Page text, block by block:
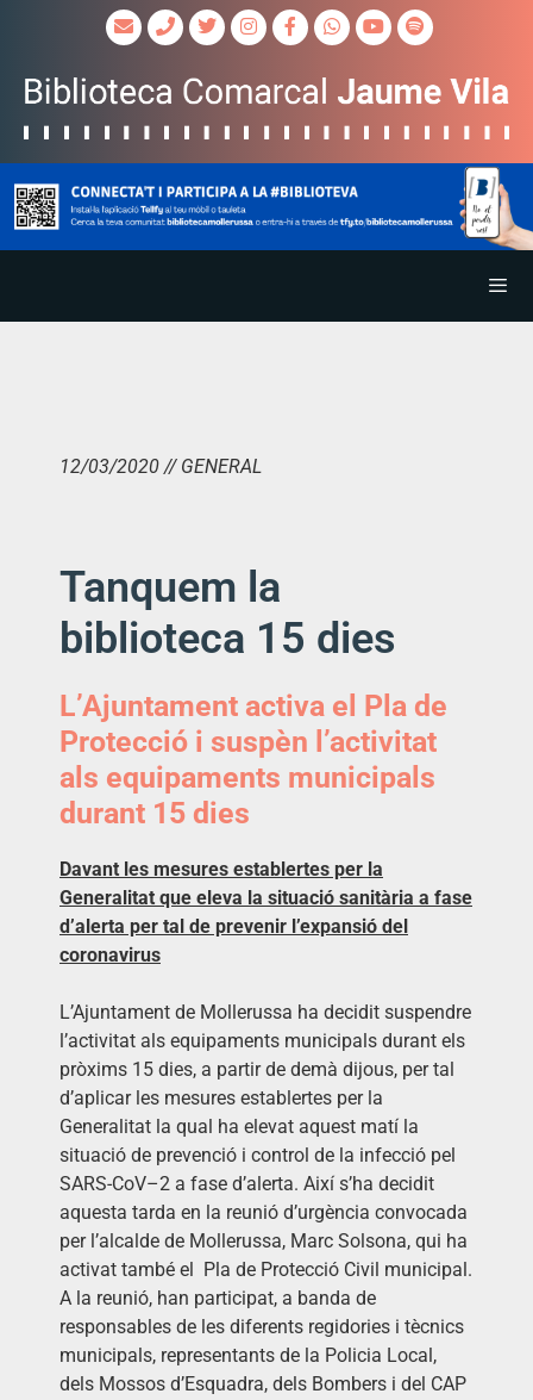
12/03/2020 // GENERAL
Tanquem la
biblioteca 15 dies
L’Ajuntament activa el Pla de
Protecció i suspèn l’activitat
als equipaments municipals
durant 15 dies
Davant les mesures establertes per la
Generalitat que eleva la situació sanitària a fase
d’alerta per tal de prevenir l’expansió del
coronavirus
L’Ajuntament de Mollerussa ha decidit suspendre
l’activitat als equipaments municipals durant els
pròxims 15 dies, a partir de demà dijous, per tal
d’aplicar les mesures establertes per la
Generalitat la qual ha elevat aquest matí la
situació de prevenció i control de la infecció pel
SARS-CoV–2 a fase d’alerta. Així s’ha decidit
aquesta tarda en la reunió d’urgència convocada
per l’alcalde de Mollerussa, Marc Solsona, qui ha
activat també el Pla de Protecció Civil municipal.
A la reunió, han participat, a banda de
responsables de les diferents regidories i tècnics
municipals, representants de la Policia Local,
dels Mossos d’Esquadra, dels Bombers i del CAP